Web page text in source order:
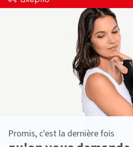
Ces produits peuvent
Traumatologie